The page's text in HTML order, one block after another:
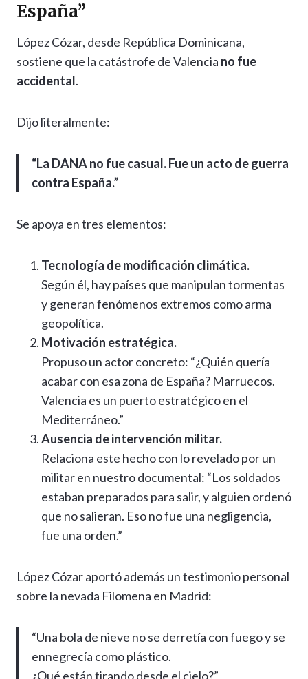
España”
López Cózar, desde República Dominicana,
sostiene que la catástrofe de Valencia no fue
accidental.
Dijo literalmente:
“La DANA no fue casual. Fue un acto de guerra
contra España.”
Se apoya en tres elementos:
Tecnología de modificación climática.
Según él, hay países que manipulan tormentas
y generan fenómenos extremos como arma
geopolítica.
Motivación estratégica.
Propuso un actor concreto: “¿Quién quería
acabar con esa zona de España? Marruecos.
Valencia es un puerto estratégico en el
Mediterráneo.”
Ausencia de intervención militar.
Relaciona este hecho con lo revelado por un
militar en nuestro documental: “Los soldados
estaban preparados para salir, y alguien ordenó
que no salieran. Eso no fue una negligencia,
fue una orden.”
López Cózar aportó además un testimonio personal
sobre la nevada Filomena en Madrid:
“Una bola de nieve no se derretía con fuego y se
ennegrecía como plástico.
¿Qué están tirando desde el cielo?”